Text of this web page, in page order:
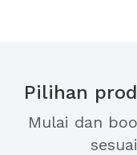
Pilihan
Mulai dan